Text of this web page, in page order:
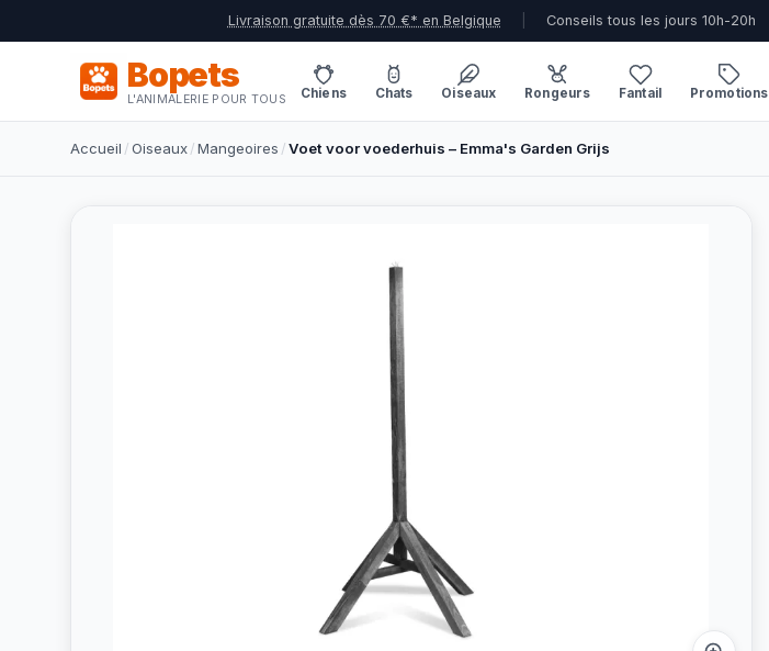
Livraison gratuite dès 70 €* en Belgique Conseils tous les jours 10h-20h
Bopets
L'ANIMALERIE POUR TOUS Chiens Chats Oiseaux Rongeurs Fantail Promotions
Accueil /Oiseaux/Mangeoires /Voet voor voederhuis – Emma's Garden Grijs